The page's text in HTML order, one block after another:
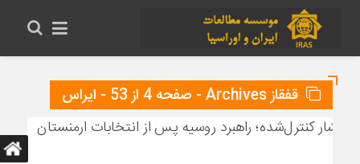
قفقاز Archives - صفحه 4 از 53 - ایراس